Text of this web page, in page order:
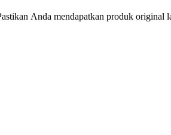
Anda mendapatkan produk original